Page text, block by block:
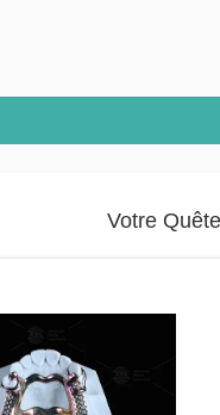
Votre Quête